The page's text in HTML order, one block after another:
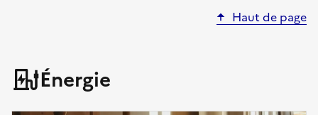
Haut de page
Énergie